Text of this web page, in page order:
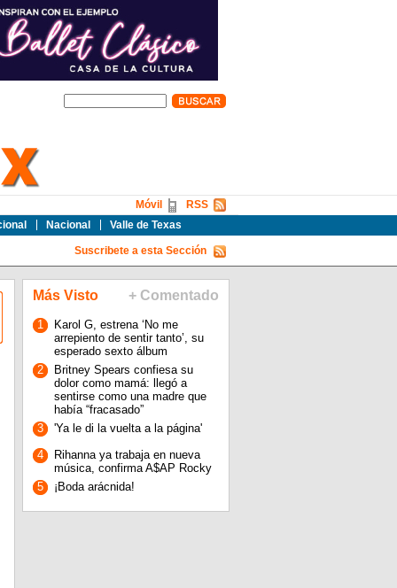
Nacional Valle de Texas
RSS
Móvil
Suscribete a esta Sección
Más Visto + Comentado
1
Karol G, estrena ‘No me
arrepiento de sentir tanto’, su
esperado sexto álbum
2
Britney Spears confiesa su
dolor como mamá: llegó a
sentirse como una madre que
había “fracasado”
3
'Ya le di la vuelta a la página'
4
Rihanna ya trabaja en nueva
música, confirma A$AP Rocky
5
¡Boda arácnida!